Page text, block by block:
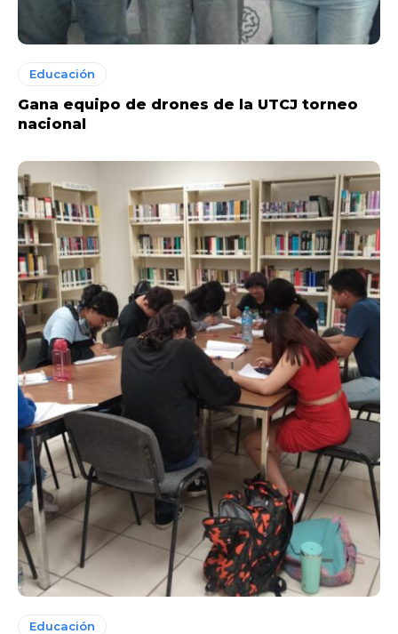
Educación
Gana equipo de drones de la UTCJ torneo
nacional
Educación